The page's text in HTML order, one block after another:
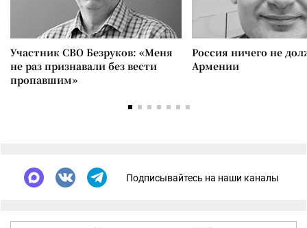
Участник СВО Безруков: «Меня
не раз признавали без вести
пропавшим»
Россия ничего не
Армении
Подписывайтесь на наши каналы